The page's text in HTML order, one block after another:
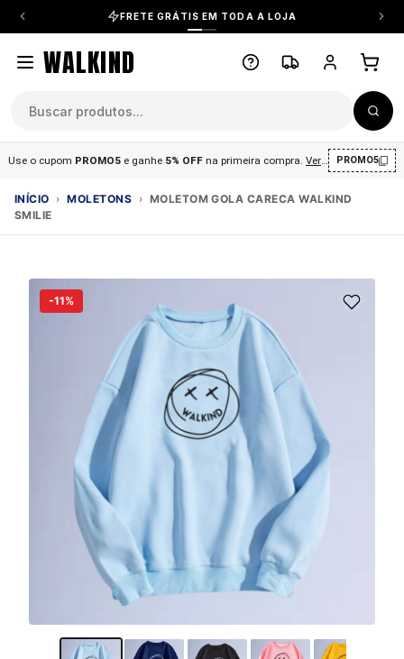
FRETE GRÁTIS EM TODA A LOJA
WALKIND
Use o cupom PROMO5 e ganhe 5% OFF na primeira compra Ver condições .
PROMO5
INÍCIO › MOLETONS › MOLETOM GOLA CARECA WALKIND
SMILIE
-11%